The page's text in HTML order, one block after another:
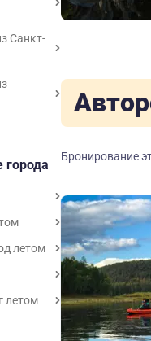
Санкт-
города
летом
летом
Бронирование